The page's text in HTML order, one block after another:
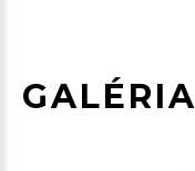
GALÉRIA